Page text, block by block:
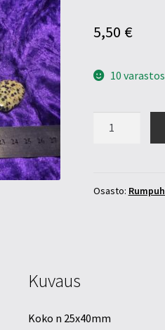
5,50 €
10
määrä
Osasto:
Kuvaus
Koko n 25x40mm